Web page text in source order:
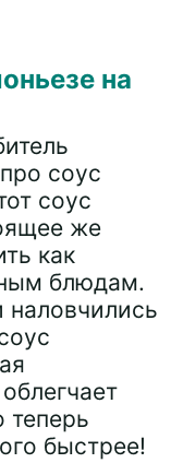
на
соус
соус
же
как
блюдам.
наловчились
теперь
быстрее!